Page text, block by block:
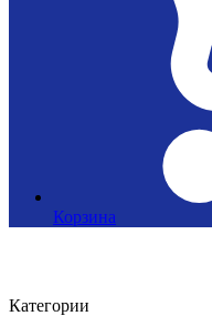
Корзина
Категории